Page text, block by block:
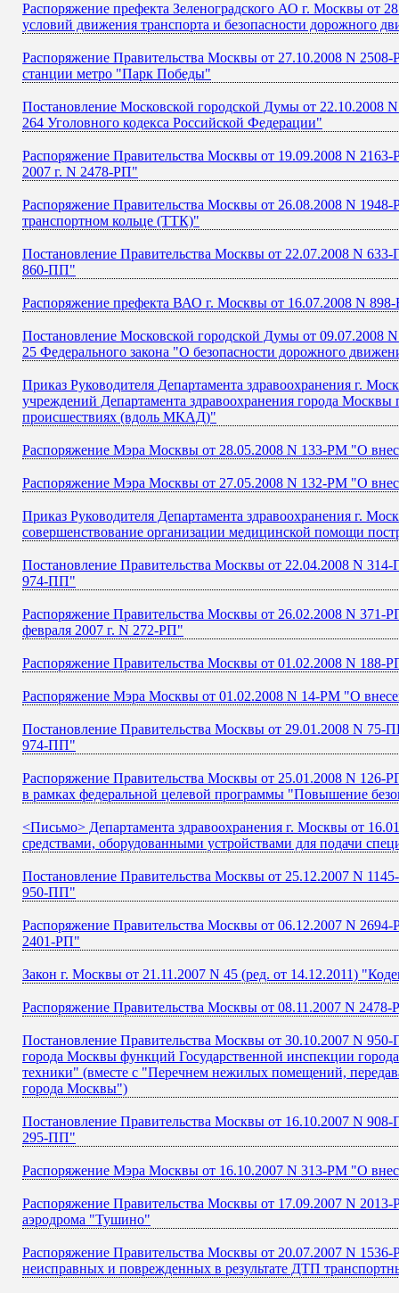
Распоряжение префекта Зеленоградского АО г. Москвы от
условий движения транспорта и безопасности дорожного
Распоряжение Правительства Москвы от 27.10.2008 N
станции метро "Парк Победы"
Постановление Московской городской Думы от 22.10.2008
264 Уголовного кодекса Российской Федерации"
Распоряжение Правительства Москвы от 19.09.2008 N
2007 г. N 2478-РП"
Распоряжение Правительства Москвы от 26.08.2008 N
транспортном кольце (ТТК)"
Постановление Правительства Москвы от 22.07.2008 N
860-ПП"
Распоряжение префекта ВАО г. Москвы от 16.07.2008 N
Постановление Московской городской Думы от 09.07.2008
25 Федерального закона "О безопасности дорожного
Приказ Руководителя Департамента здравоохранения г.
учреждений Департамента здравоохранения города
происшествиях (вдоль МКАД)"
Распоряжение Мэра Москвы от 28.05.2008 N 133-РМ "О
Распоряжение Мэра Москвы от 27.05.2008 N 132-РМ "О
Приказ Руководителя Департамента здравоохранения г.
совершенствование организации медицинской помощи
Постановление Правительства Москвы от 22.04.2008 N
974-ПП"
Распоряжение Правительства Москвы от 26.02.2008 N
февраля 2007 г. N 272-РП"
Распоряжение Правительства Москвы от 01.02.2008 N
Распоряжение Мэра Москвы от 01.02.2008 N 14-РМ "О
Постановление Правительства Москвы от 29.01.2008 N 75-
974-ПП"
Распоряжение Правительства Москвы от 25.01.2008 N 126-
в рамках федеральной целевой программы "Повышение
<Письмо> Департамента здравоохранения г. Москвы от
средствами, оборудованными устройствами для подачи
Постановление Правительства Москвы от 25.12.2007 N
950-ПП"
Распоряжение Правительства Москвы от 06.12.2007 N
2401-РП"
Закон г. Москвы от 21.11.2007 N 45 (ред. от 14.12.2011)
Распоряжение Правительства Москвы от 08.11.2007 N
Постановление Правительства Москвы от 30.10.2007 N
города Москвы функций Государственной инспекции
техники" (вместе с "Перечнем нежилых помещений,
города Москвы")
Постановление Правительства Москвы от 16.10.2007 N
295-ПП"
Распоряжение Мэра Москвы от 16.10.2007 N 313-РМ "О
Распоряжение Правительства Москвы от 17.09.2007 N
аэродрома "Тушино"
Распоряжение Правительства Москвы от 20.07.2007 N
неисправных и поврежденных в результате ДТП